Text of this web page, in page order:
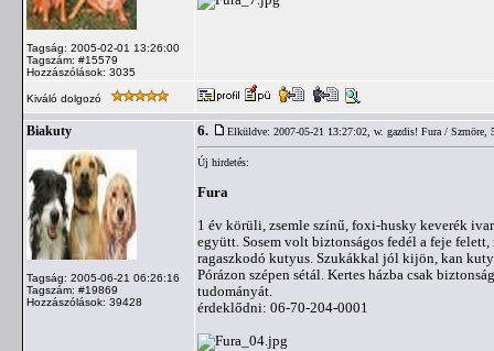
Tagság: 2005-02-01 13:26:00
Tagszám: #15579
Hozzászólások: 3035
Kiváló dolgozó
Biakuty
Tagság: 2005-06-21 06:26:16
Tagszám: #19869
Hozzászólások: 39428
6. Elküldve: 2007-05-21 13:27:02, w. gazdis! Fura / Szmöre,
Új hirdetés:
Fura
1 év körüli, zsemle színű, foxi-husky keverék
együtt. Sosem volt biztonságos fedél a feje
ragaszkodó kutyus. Szukákkal jól kijön, kan
Pórázon szépen sétál. Kertes házba csak
tudományát.
érdeklődni: 06-70-204-0001